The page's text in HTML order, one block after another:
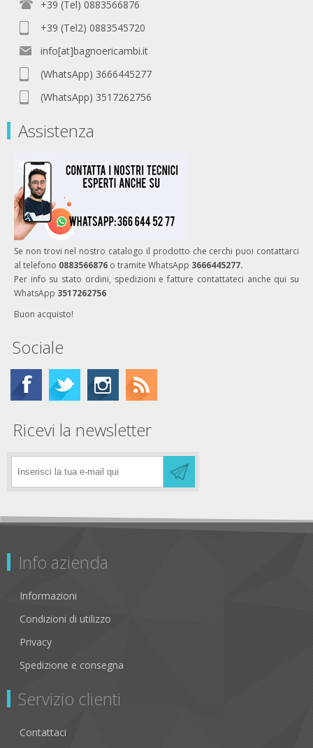
+39 (Tel) 0883566876
+39 (Tel2) 0883545720
info[at]bagnoericambi.it
(WhatsApp) 3666445277
(WhatsApp) 3517262756
Assistenza
Se non trovi nel nostro catalogo il prodotto che cerchi puoi contattarci
al telefono 0883566876 o tramite WhatsApp 3666445277.
Per info su stato ordini, spedizioni e fatture contattateci anche qui su
WhatsApp 3517262756
Buon acquisto!
Sociale
Ricevi la newsletter
Info azienda
Informazioni
Condizioni di utilizzo
Privacy
Spedizione e consegna
Servizio clienti
Contattaci